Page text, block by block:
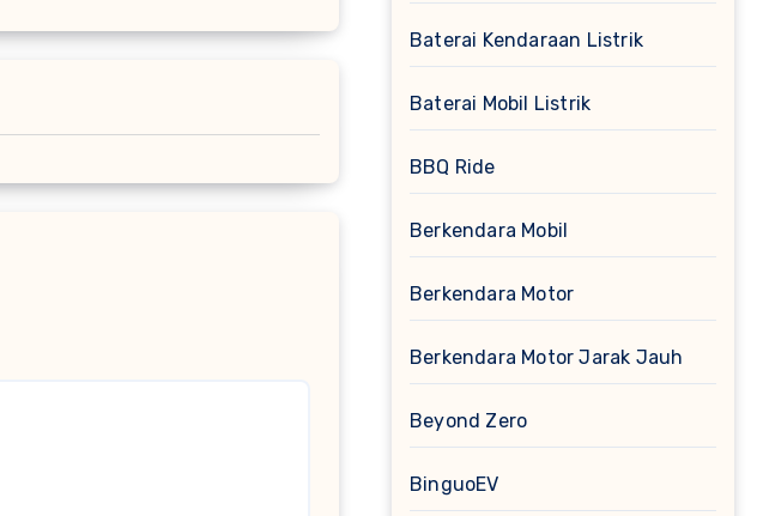
Baterai Kendaraan Listrik
Baterai Mobil Listrik
BBQ Ride
Berkendara Mobil
Berkendara Motor
Berkendara Motor Jarak Jauh
Beyond Zero
BinguoEV